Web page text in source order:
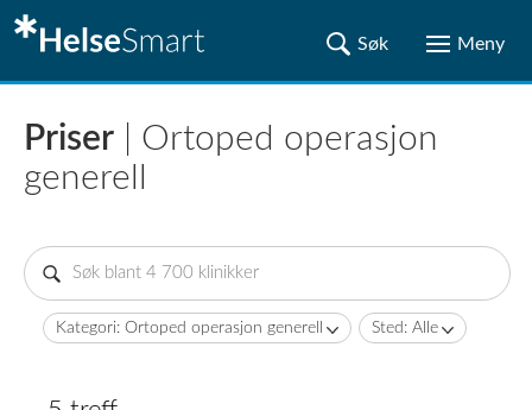
Priser | Ortoped operasjon
generell
Kategori: Ortoped operasjon generell Sted: Alle